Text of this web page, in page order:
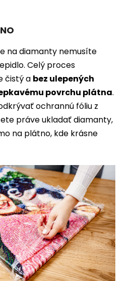
na diamanty nemusíte
Celý proces
čistý a bez ulepených
povrchu plátna.
ochrannú fóliu z
práve ukladať diamanty,
na plátno, kde krásne